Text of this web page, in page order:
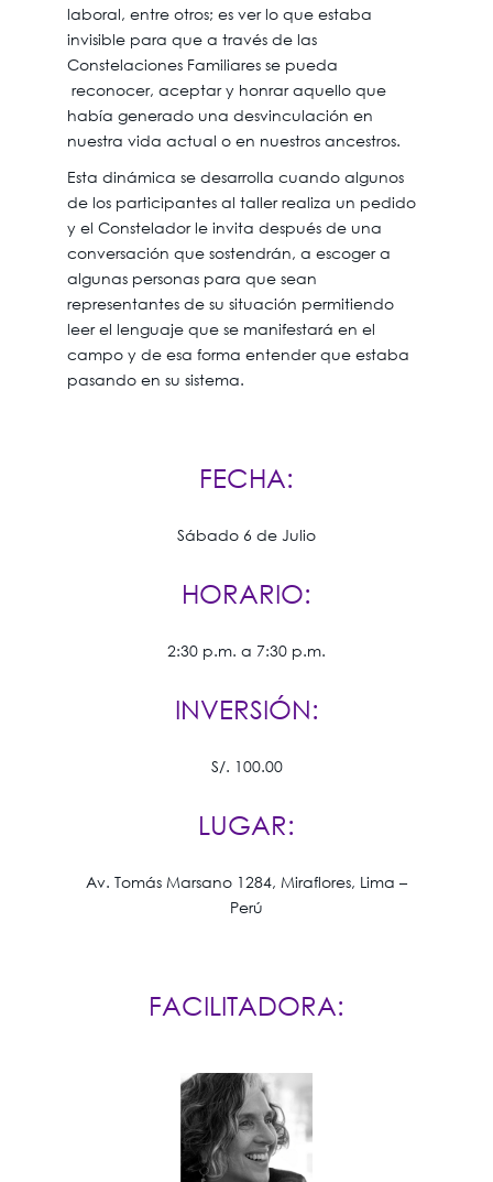
laboral, entre otros; es ver lo que estaba
invisible para que a través de las
Constelaciones Familiares se pueda
reconocer, aceptar y honrar aquello que
había generado una desvinculación en
nuestra vida actual o en nuestros ancestros.
Esta dinámica se desarrolla cuando algunos
de los participantes al taller realiza un pedido
y el Constelador le invita después de una
conversación que sostendrán, a escoger a
algunas personas para que sean
representantes de su situación permitiendo
leer el lenguaje que se manifestará en el
campo y de esa forma entender que estaba
pasando en su sistema.
FECHA:
Sábado 6 de Julio
HORARIO:
2:30 p.m. a 7:30 p.m.
INVERSIÓN:
S/. 100.00
LUGAR:
Av. Tomás Marsano 1284, Miraflores, Lima –
Perú
FACILITADORA: